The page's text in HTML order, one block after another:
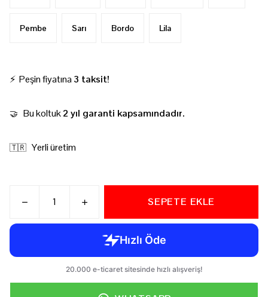
Pembe Sarı Bordo Lila
⚡ Peşin fiyatına 3 taksit!
🤝 Bu koltuk2 yıl garanti kapsamındadır.
🇹🇷 Yerli üretim
SEPETE EKLE